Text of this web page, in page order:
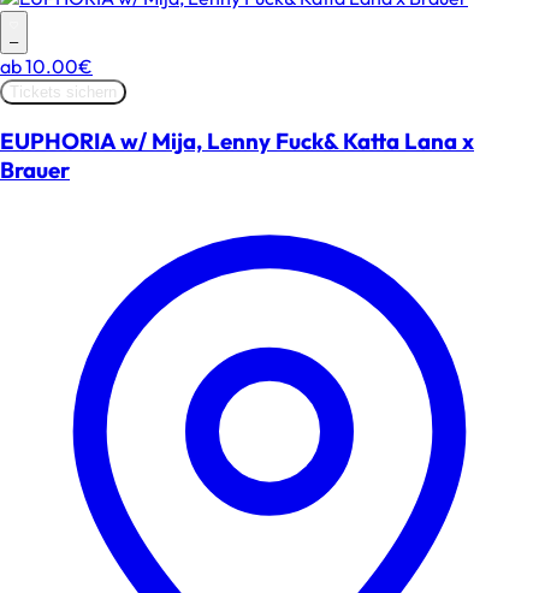
–
ab10.00€
Tickets sichern
EUPHORIA w/ Mija, Lenny Fuck& Katta Lana x
Brauer